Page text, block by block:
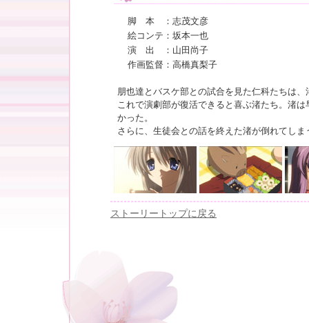
脚 本 ：志茂文彦
絵コンテ：坂本一也
演 出 ：山田尚子
作画監督：高橋真梨子
朋也達とバスケ部との試合を見た仁科たちは
これで演劇部が復活できると喜ぶ渚たち。渚
かった。
さらに、生徒会との話を終えた渚が倒れてしま
ストーリートップに戻る